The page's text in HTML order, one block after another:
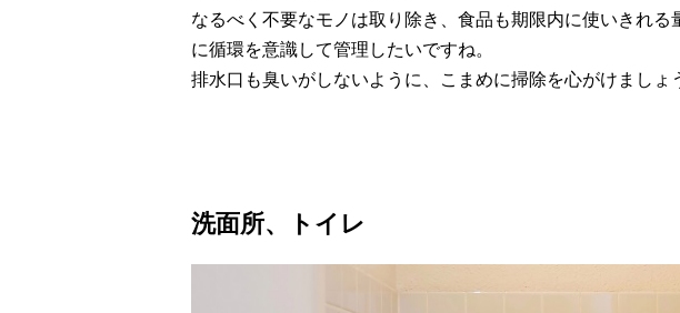
なるべく不要なモノは取り除き、食品も期限内に使いきれる
に循環を意識して管理したいですね。
排水口も臭いがしないように、こまめに掃除を心がけましょ
洗面所、トイレ